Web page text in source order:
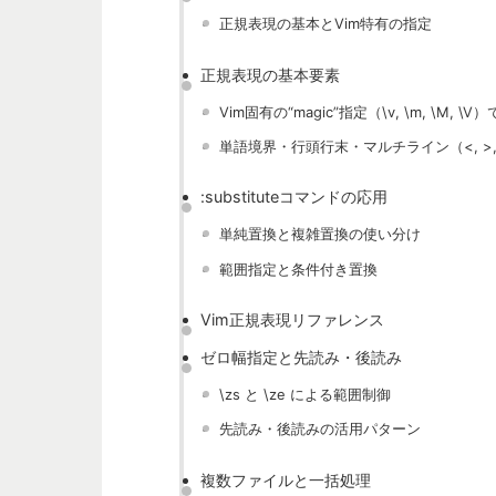
正規表現の基本とVim特有の指定
正規表現の基本要素
Vim固有の“magic”指定（\v, \m, \M, \V）
単語境界・行頭行末・マルチライン（<,
:substituteコマンドの応用
単純置換と複雑置換の使い分け
範囲指定と条件付き置換
Vim正規表現リファレンス
ゼロ幅指定と先読み・後読み
\zs と \ze による範囲制御
先読み・後読みの活用パターン
複数ファイルと一括処理